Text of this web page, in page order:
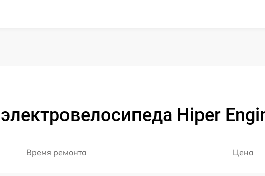
Hiper
Время ремонта Цена